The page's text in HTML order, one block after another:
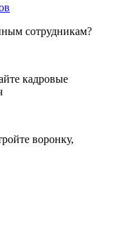
сотрудникам?
кадровые
воронку,